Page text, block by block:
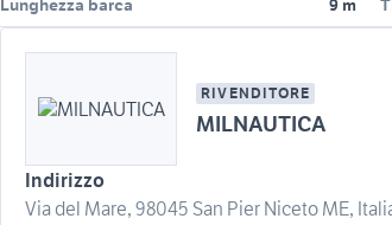
Lunghezza barca 9 m
RIVENDITORE
MILNAUTICA
Indirizzo
Via del Mare, 98045 San Pier Niceto ME,